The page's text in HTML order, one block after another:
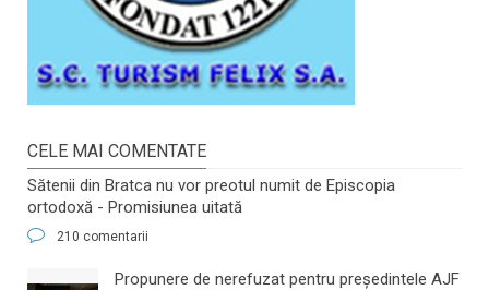
CELE MAI COMENTATE
Sătenii din Bratca nu vor preotul numit de Episcopia
ortodoxă - Promisiunea uitată
210 comentarii
​Propunere de nerefuzat pentru preşedintele AJF